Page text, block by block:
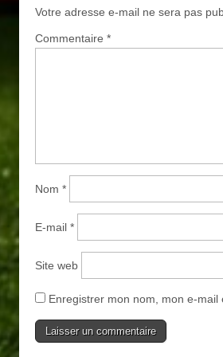
Votre adresse e-mail ne sera pas
Commentaire *
Nom *
E-mail *
Site web
Enregistrer mon nom, mon e-